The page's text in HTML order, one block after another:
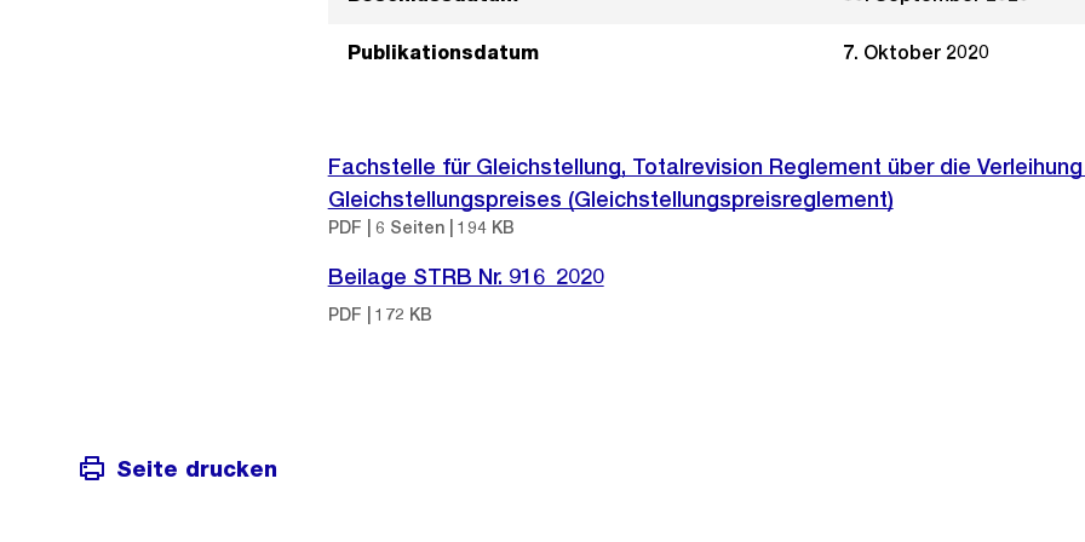
Publikationsdatum 7. Oktober 2020
Fachstelle für Gleichstellung, Totalrevision Reglement über die
Gleichstellungspreises (Gleichstellungspreisreglement)
PDF | 6 Seiten | 194 KB
Beilage STRB Nr. 916_2020
PDF | 172 KB
Seite drucken